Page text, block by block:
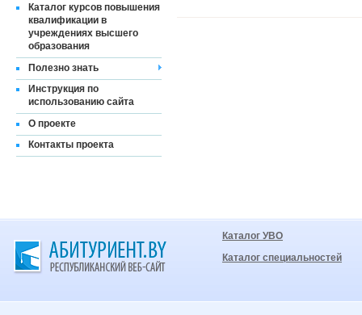
Каталог курсов повышения
квалификации в
учреждениях высшего
образования
Полезно знать
Инструкция по
использованию сайта
О проекте
Контакты проекта
Каталог УВО
Каталог специальностей